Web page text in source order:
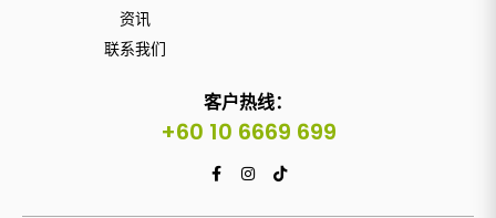
资讯
联系我们
客户热线：
+60 10 6669 699